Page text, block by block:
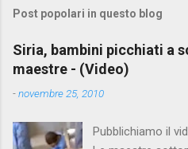
e
n
t
Post popolari in questo blog
Siria, bambini picchiati a
maestre - (Video)
-novembre 25, 2010
Pubblichiamo il